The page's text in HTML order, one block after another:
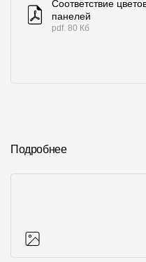
Соответствие
панелей
pdf. 80 Кб
Подробнее